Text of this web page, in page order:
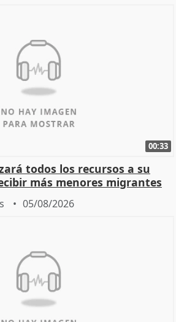
00:33
todos los recursos a su
más menores migrantes
05/08/2026